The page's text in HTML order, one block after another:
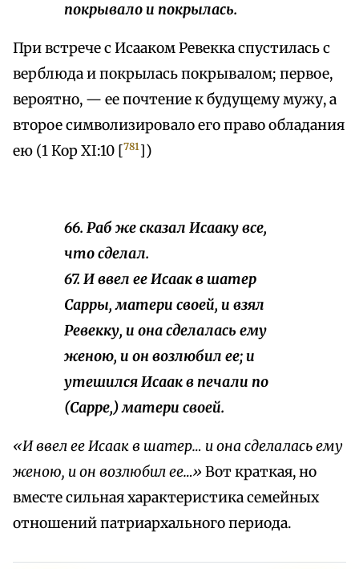
покрывало и покрылась.
При встрече с Исааком Ревекка спустилась с
верблюда и покрылась покрывалом; первое,
вероятно, — ее почтение к будущему мужу, а
второе символизировало его право обладания
ею (1 Кор XI:10 [781])
66. Раб же сказал Исааку все,
что сделал.
67. И ввел ее Исаак в шатер
Сарры, матери своей, и взял
Ревекку, и она сделалась ему
женою, и он возлюбил ее; и
утешился Исаак впечали по
(Сарре,) матери своей.
«И ввел ее Исаак в шатер… и она сделалась ему
женою, и он возлюбил ее…» Вот краткая, но
вместе сильная характеристика семейных
отношений патриархального периода.